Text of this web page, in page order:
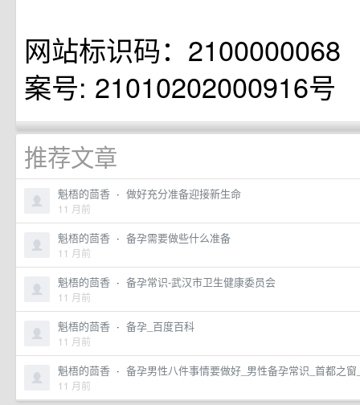
网站标识码：
案号: 21010202000916号
推荐文章
魁梧的茴香 · 做好充分准备迎接新生命
11 月前
魁梧的茴香 · 备孕需要做些什么准备
11 月前
魁梧的茴香 · 备孕常识-武汉市卫生健康委员会
11 月前
魁梧的茴香 · 备孕_百度百科
11 月前
魁梧的茴香 · 备孕男性八件事情要做好_男性备孕常识_首都之
11 月前